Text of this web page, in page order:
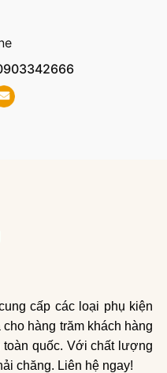
cấp các loại phụ kiện
hàng trăm khách hàng
toàn quốc. Với chất lượng
chăng. Liên hệ ngay!